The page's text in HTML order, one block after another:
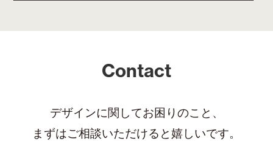
Contact
デザインに関してお困りのこと、
まずはご相談いただけると嬉しいです。